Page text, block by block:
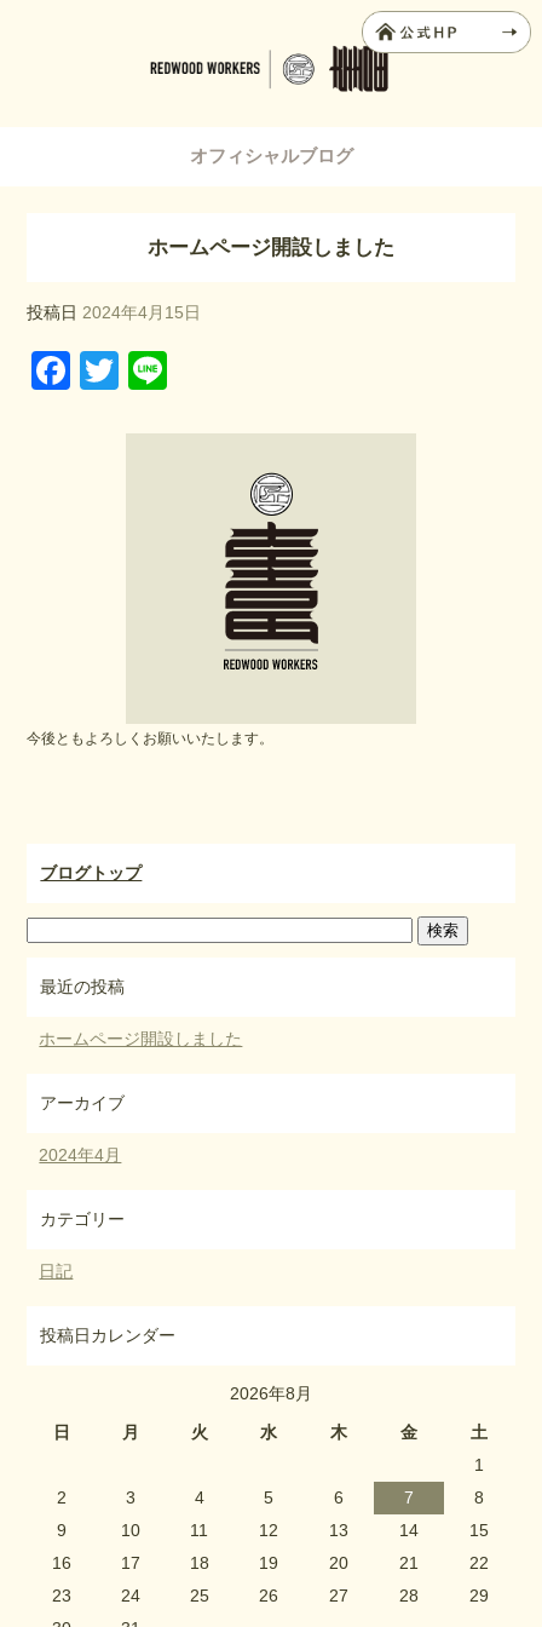
オフィシャルブログ
ホームページ開設しました
投稿日 2024年4月15日
F
T
tt
e
今後ともよろしくお願いいたします。
ブログトップ
最近の投稿
ホームページ開設しました
アーカイブ
2024年4月
カテゴリー
日記
投稿日カレンダー
2026年8月
日
月 火 水 木 金
土
1
2
3 4 5 6 7
8
9
10 11 12 13 14
15
16
17 18 19 20 21
22
23
24 25 26 27 28
29